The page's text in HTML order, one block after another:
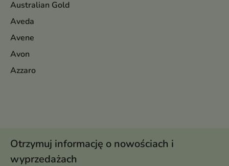
Australian Gold
Aveda
Avene
Avon
Azzaro
Otrzymuj informację o nowościach i
wyprzedażach